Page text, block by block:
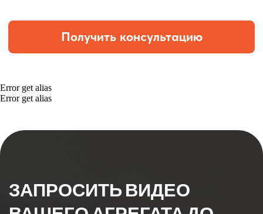
Error get alias
Error get alias